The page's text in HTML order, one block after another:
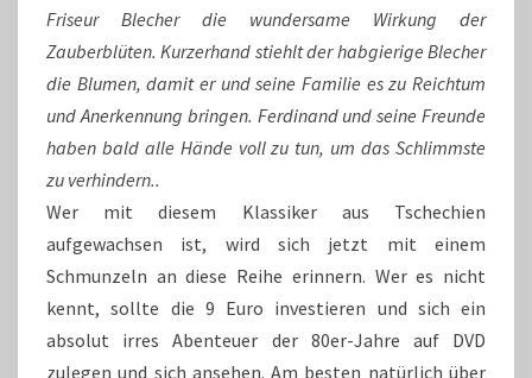
Friseur Blecher die wundersame Wirkung der
Zauberblüten. Kurzerhand stiehlt der habgierige Blecher
die Blumen, damit er und seine Familie es zu Reichtum
und Anerkennung bringen. Ferdinand und seine Freunde
haben bald alle Hände voll zu tun, um das Schlimmste
zu verhindern..
Wer mit diesem Klassiker aus Tschechien
aufgewachsen ist, wird sich jetzt mit einem
Schmunzeln an diese Reihe erinnern. Wer es nicht
kennt, sollte die 9 Euro investieren und sich ein
absolut irres Abenteuer der 80er-Jahre auf DVD
zulegen und sich ansehen. Am besten natürlich über